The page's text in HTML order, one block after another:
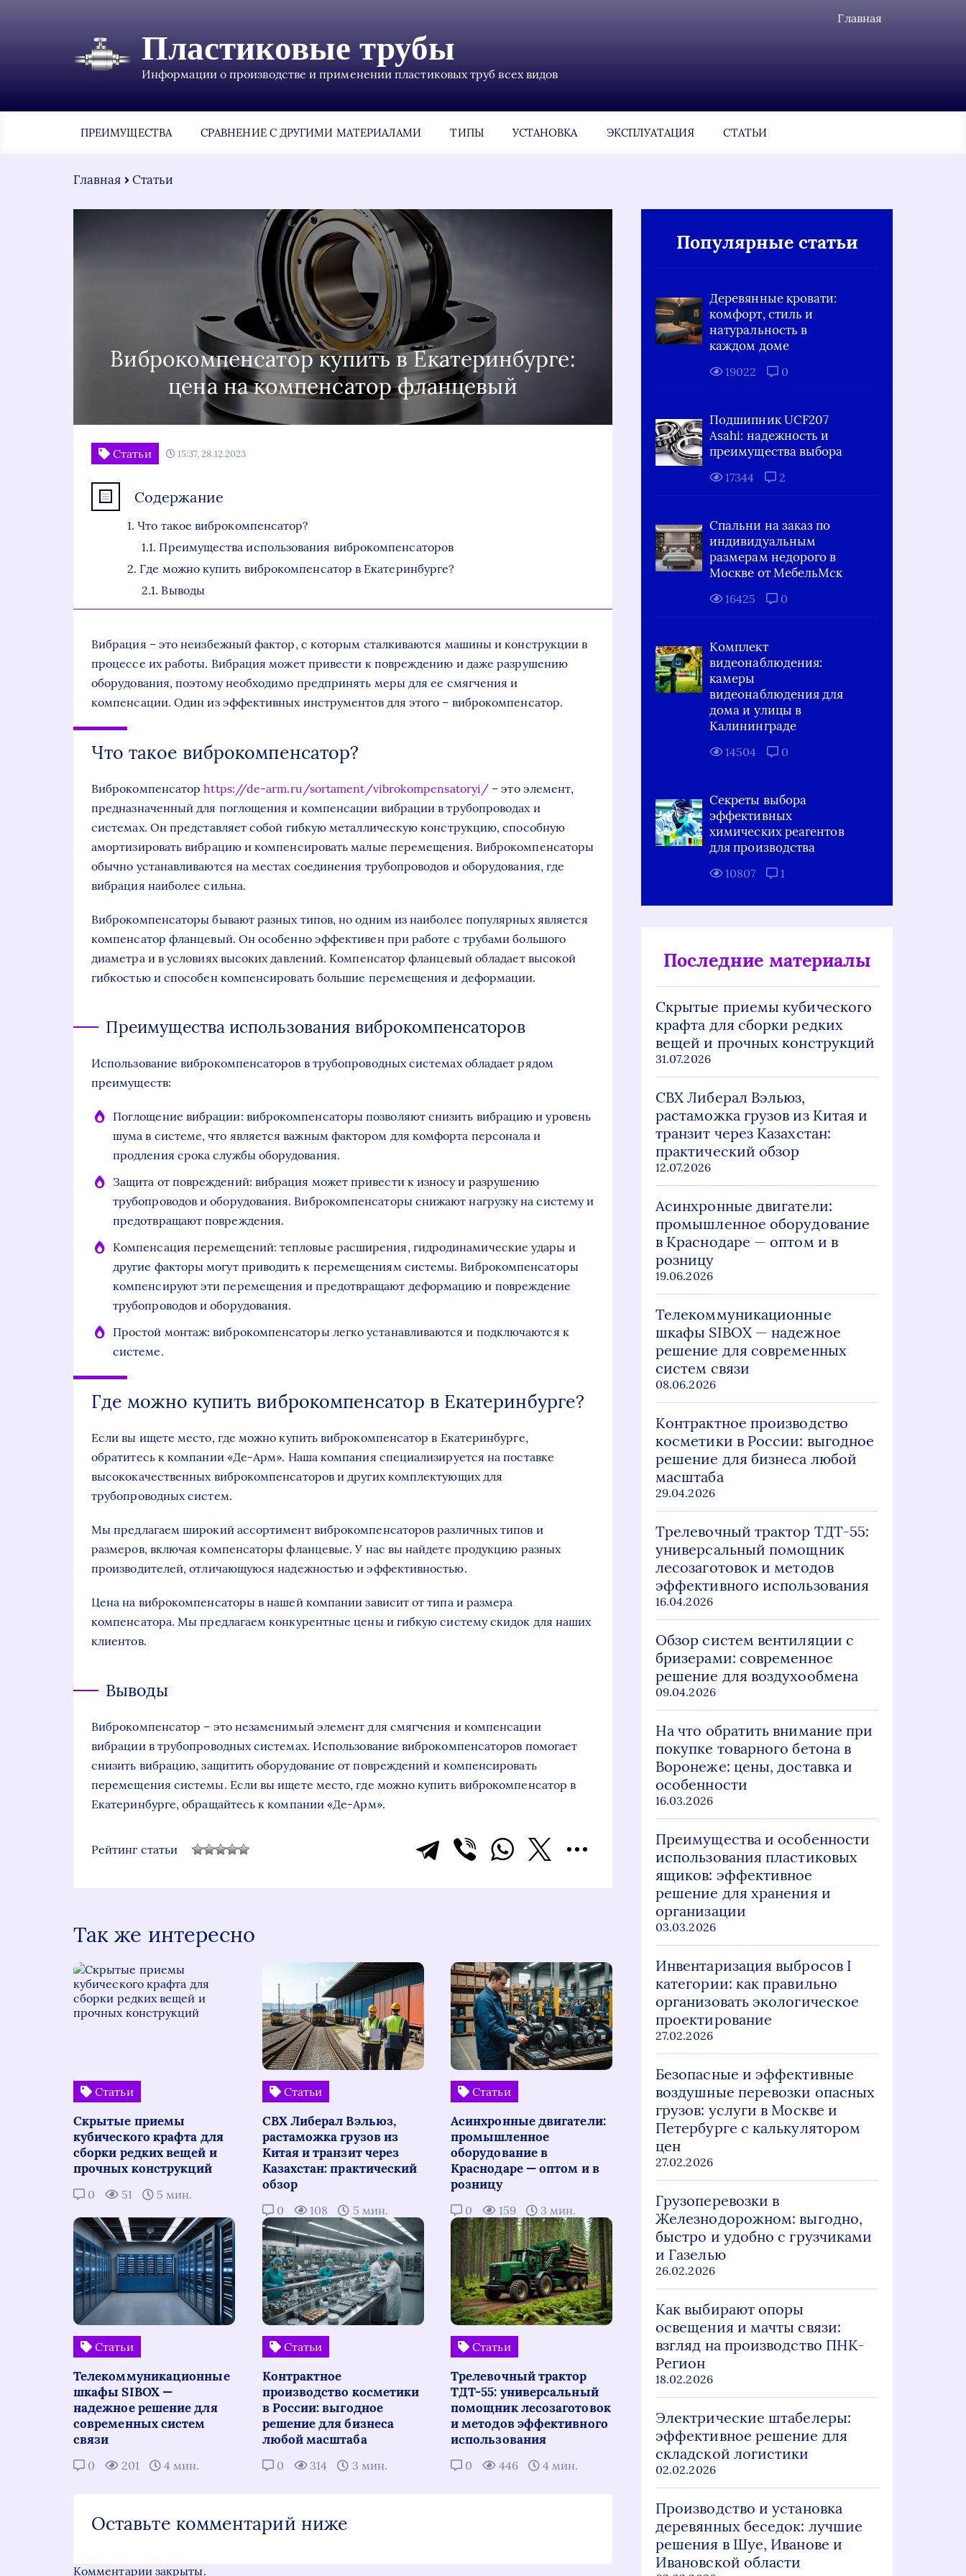
Главная
Пластиковые трубы
Информации о производстве и применении пластиковых труб всех видов
ПРЕИМУЩЕСТВА СРАВНЕНИЕ С ДРУГИМИ МАТЕРИАЛАМИ ТИПЫ УСТАНОВКА ЭКСПЛУАТАЦИЯ СТАТЬИ
Главная Статьи
Виброкомпенсатор купить в Екатеринбурге:
цена на компенсатор фланцевый
Статьи 15:37, 28.12.2023
Содержание
Что такое виброкомпенсатор?
Преимущества использования виброкомпенсаторов
Где можно купить виброкомпенсатор в Екатеринбурге?
Выводы
Вибрация – это неизбежный фактор, с которым сталкиваются машины и конструкции в
процессе их работы. Вибрация может привести к повреждению и даже разрушению
оборудования, поэтому необходимо предпринять меры для ее смягчения и
компенсации. Один из эффективных инструментов для этого – виброкомпенсатор.
Что такое виброкомпенсатор?
Виброкомпенсаторhttps://de-arm.ru/sortament/vibrokompensatoryi/ – это элемент,
предназначенный для поглощения и компенсации вибрации в трубопроводах и
системах. Он представляет собой гибкую металлическую конструкцию, способную
амортизировать вибрацию и компенсировать малые перемещения. Виброкомпенсаторы
обычно устанавливаются на местах соединения трубопроводов и оборудования, где
вибрация наиболее сильна.
Виброкомпенсаторы бывают разных типов, но одним из наиболее популярных является
компенсатор фланцевый. Он особенно эффективен при работе с трубами большого
диаметра и в условиях высоких давлений. Компенсатор фланцевый обладает высокой
гибкостью и способен компенсировать большие перемещения и деформации.
Преимущества использования виброкомпенсаторов
Использование виброкомпенсаторов в трубопроводных системах обладает рядом
преимуществ:
Поглощение вибрации: виброкомпенсаторы позволяют снизить вибрацию и уровень
шума в системе, что является важным фактором для комфорта персонала и
продления срока службы оборудования.
Защита от повреждений: вибрация может привести к износу и разрушению
трубопроводов и оборудования. Виброкомпенсаторы снижают нагрузку на систему и
предотвращают повреждения.
Компенсация перемещений: тепловые расширения, гидродинамические удары и
другие факторы могут приводить к перемещениям системы. Виброкомпенсаторы
компенсируют эти перемещения и предотвращают деформацию и повреждение
трубопроводов и оборудования.
Простой монтаж: виброкомпенсаторы легко устанавливаются и подключаются к
системе.
Где можно купить виброкомпенсатор в Екатеринбурге?
Если вы ищете место, где можно купить виброкомпенсатор в Екатеринбурге,
обратитесь к компании «Де-Арм». Наша компания специализируется на поставке
высококачественных виброкомпенсаторов и других комплектующих для
трубопроводных систем.
Мы предлагаем широкий ассортимент виброкомпенсаторов различных типов и
размеров, включая компенсаторы фланцевые. У нас вы найдете продукцию разных
производителей, отличающуюся надежностью и эффективностью.
Цена на виброкомпенсаторы в нашей компании зависит от типа и размера
компенсатора. Мы предлагаем конкурентные цены и гибкую систему скидок для наших
клиентов.
Выводы
Виброкомпенсатор – это незаменимый элемент для смягчения и компенсации
вибрации в трубопроводных системах. Использование виброкомпенсаторов помогает
снизить вибрацию, защитить оборудование от повреждений и компенсировать
перемещения системы. Если вы ищете место, где можно купить виброкомпенсатор в
Екатеринбурге, обращайтесь к компании «Де-Арм».
Рейтинг статьи
Так же интересно
Статьи
Скрытые приемы
кубического крафта для
сборки редких вещей и
прочных конструкций
0 51 5 мин.
Статьи
СВХ Либерал Вэльюз,
растаможка грузов из
Китая и транзит через
Казахстан: практический
обзор
0 108 5 мин.
Статьи
Асинхронные двигатели:
промышленное
оборудование в
Краснодаре — оптом и в
розницу
0 159 3 мин.
Статьи
Телекоммуникационные
шкафы SIBOX —
надежное решение для
современных систем
связи
0 201 4 мин.
Статьи
Контрактное
производство косметики
в России: выгодное
решение для бизнеса
любой масштаба
0 314 3 мин.
Статьи
Трелевочный трактор
ТДТ-55: универсальный
помощник лесозаготовок
и методов эффективного
использования
0 446 4 мин.
Оставьте комментарий ниже
Комментарии закрыты.
Популярные статьи
Деревянные кровати:
комфорт, стиль и
натуральность в
каждом доме
19022 0
Подшипник UCF207
Asahi: надежность и
преимущества выбора
17344 2
Спальни на заказ по
индивидуальным
размерам недорого в
Москве от МебельМск
16425 0
Комплект
видеонаблюдения:
камеры
видеонаблюдения для
дома и улицы в
Калининграде
14504 0
Секреты выбора
эффективных
химических реагентов
для производства
10807 1
Последние материалы
Скрытые приемы кубического
крафта для сборки редких
вещей и прочных конструкций
31.07.2026
СВХ Либерал Вэльюз,
растаможка грузов из Китая и
транзит через Казахстан:
практический обзор
12.07.2026
Асинхронные двигатели:
промышленное оборудование
в Краснодаре — оптом и в
розницу
19.06.2026
Телекоммуникационные
шкафы SIBOX — надежное
решение для современных
систем связи
08.06.2026
Контрактное производство
косметики в России: выгодное
решение для бизнеса любой
масштаба
29.04.2026
Трелевочный трактор ТДТ-55:
универсальный помощник
лесозаготовок и методов
эффективного использования
16.04.2026
Обзор систем вентиляции с
бризерами: современное
решение для воздухообмена
09.04.2026
На что обратить внимание при
покупке товарного бетона в
Воронеже: цены, доставка и
особенности
16.03.2026
Преимущества и особенности
использования пластиковых
ящиков: эффективное
решение для хранения и
организации
03.03.2026
Инвентаризация выбросов I
категории: как правильно
организовать экологическое
проектирование
27.02.2026
Безопасные и эффективные
воздушные перевозки опасных
грузов: услуги в Москве и
Петербурге с калькулятором
цен
27.02.2026
Грузоперевозки в
Железнодорожном: выгодно,
быстро и удобно с грузчиками
и Газелью
26.02.2026
Как выбирают опоры
освещения и мачты связи:
взгляд на производство ПНК-
Регион
18.02.2026
Электрические штабелеры:
эффективное решение для
складской логистики
02.02.2026
Производство и установка
деревянных беседок: лучшие
решения в Шуе, Иванове и
Ивановской области